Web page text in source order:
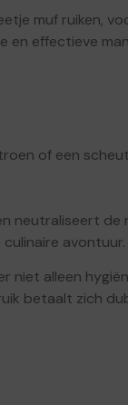
muf ruiken,
en effectieve
of een
neutraliseert de
avontuur.
niet alleen
betaalt zich